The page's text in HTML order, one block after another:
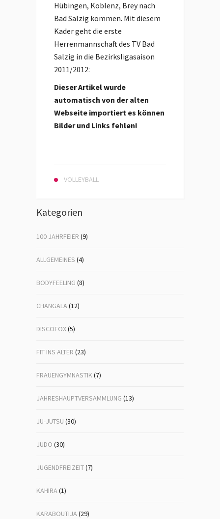
Hübingen, Koblenz, Brey nach
Bad Salzig kommen. Mit diesem
Kader geht die erste
Herrenmannschaft des TV Bad
Salzig in die Bezirksligasaison
2011/2012:
Dieser Artikel wurde
automatisch von der alten
Webseite importiert es können
Bilder und Links fehlen!
VOLLEYBALL
Kategorien
100 JAHRFEIER (9)
ALLGEMEINES (4)
BODYFEELING (8)
CHANGALA(12)
DISCOFOX(5)
FIT INS ALTER (23)
FRAUENGYMNASTIK(7)
JAHRESHAUPTVERSAMMLUNG (13)
JU-JUTSU (30)
JUDO (30)
JUGENDFREIZEIT(7)
KAHIRA(1)
KARABOUTIJA(29)